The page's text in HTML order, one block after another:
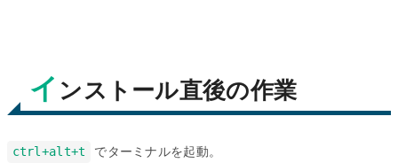
イ ンストール直後の作業
ctrl+alt+t でターミナルを起動。